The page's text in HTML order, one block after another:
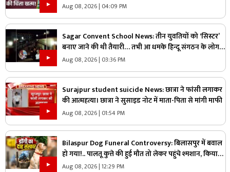
Aug 08, 2026 | 04:09 PM
Sagar Convent School News: तीन युवतियों को ‘सिस्टर’
बनाए जाने की थी तैयारी… तभी आ धमके हिन्दू संगठन के लोग
और पुलिस, स्कूल में मचा बवाल
Aug 08, 2026 | 03:36 PM
Surajpur student suicide News: छात्रा ने फांसी लगाकर
की आत्महत्या। छात्रा ने सुसाइड नोट में माता-पिता से मांगी माफी
Aug 08, 2026 | 01:54 PM
Bilaspur Dog Funeral Controversy: बिलासपुर में बवाल
हो गया!.. पालतू कुत्ते की हुई मौत तो लेकर पहुंचे श्मशान, किया
दाह संस्कार तो शुरू हो गया हंगामा
Aug 08, 2026 | 12:29 PM